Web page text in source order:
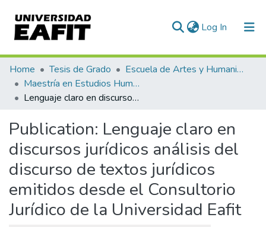
Log In (current)
Communities & Collections
All of DSpace
Home Tesis de Grado
Escuela de Artes y Humanidades
Maestría en Estudios Humanísticos (tesis)
Lenguaje claro en discursos jurídicos análisis del discurso de textos jurídicos emitidos desde el Consultorio Jurídico de la Universidad Eafit
Publication: Lenguaje claro en
discursos jurídicos análisis del
discurso de textos jurídicos
emitidos desde el Consultorio
Jurídico de la Universidad Eafit